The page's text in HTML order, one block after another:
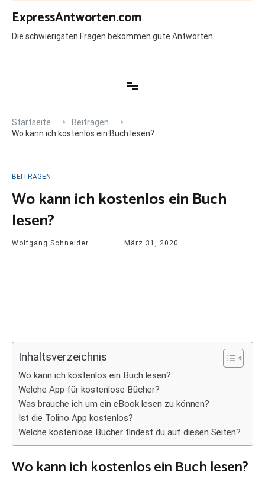
Zum
Inhalt
springen
ExpressAntworten.com
Die schwierigsten Fragen bekommen gute Antworten
Startseite
Beitragen
Wo kann ich kostenlos ein Buch lesen?
BEITRAGEN
Wo kann ich kostenlos ein Buch
lesen?
Wolfgang Schneider März 31, 2020
Inhaltsverzeichnis
Wo kann ich kostenlos ein Buch lesen?
Welche App für kostenlose Bücher?
Was brauche ich um ein eBook lesen zu können?
Ist die Tolino App kostenlos?
Welche kostenlose Bücher findest du auf diesen Seiten?
Wo kann ich kostenlos ein Buch lesen?